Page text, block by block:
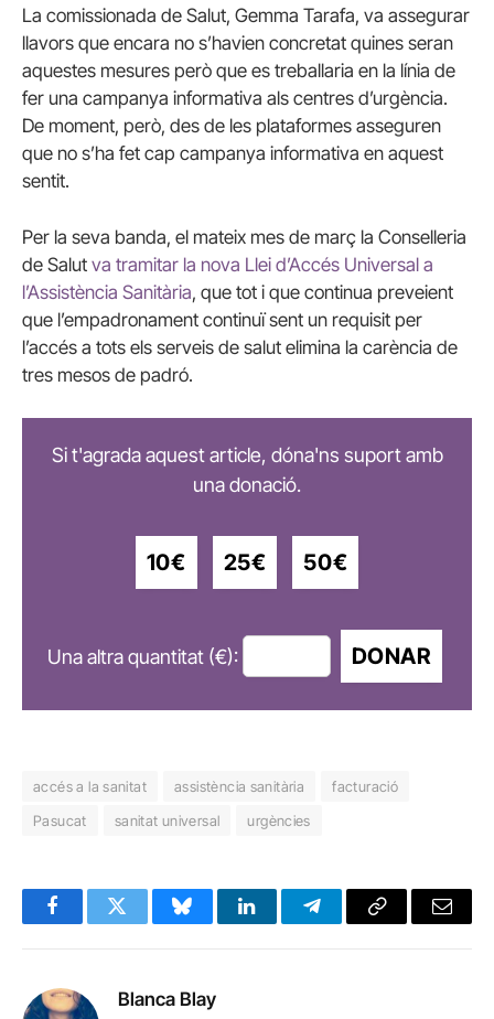
La comissionada de Salut, Gemma Tarafa, va assegurar
llavors que encara no s’havien concretat quines seran
aquestes mesures però que es treballaria en la línia de
fer una campanya informativa als centres d’urgència.
De moment, però, des de les plataformes asseguren
que no s’ha fet cap campanya informativa en aquest
sentit.
Per la seva banda, el mateix mes de març la Conselleria
de Salut va tramitar la nova Llei d’Accés Universal a
l’Assistència Sanitària, que tot i que continua preveient
que l’empadronament continuï sent un requisit per
l’accés a tots els serveis de salut elimina la carència de
tres mesos de padró.
Si t'agrada aquest article, dóna'ns suport amb
una donació.
10€ 25€ 50€
Una altra quantitat (€): DONAR
accés a la sanitat assistència sanitària
facturació
Pasucat
sanitat universal urgències
FacebookTwitter BlueskyLinkedInTelegramCopy
Email
Blanca Blay